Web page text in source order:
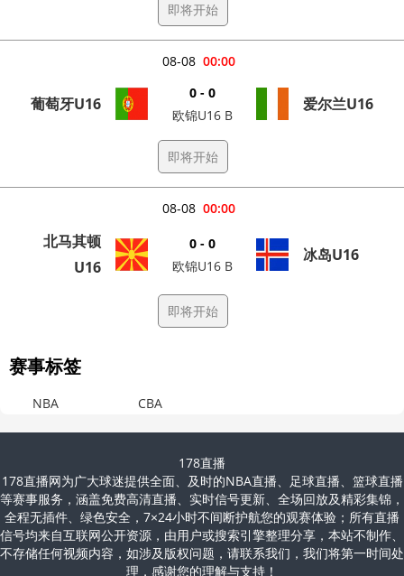
即将开始
00:00
08-08
葡萄牙U16
0 - 0
欧锦U16 B
爱尔兰U16
即将开始
00:00
08-08
北马其顿
U16
0 - 0
欧锦U16 B
冰岛U16
即将开始
赛事标签
NBA CBA
178直播
178直播网为广大球迷提供全面、及时的NBA直播、足球直播、篮球直播
等赛事服务，涵盖免费高清直播、实时信号更新、全场回放及精彩集锦，
全程无插件、绿色安全，7×24小时不间断护航您的观赛体验；所有直播
信号均来自互联网公开资源，由用户或搜索引擎整理分享，本站不制作、
不存储任何视频内容，如涉及版权问题，请联系我们，我们将第一时间处
理，感谢您的理解与支持！